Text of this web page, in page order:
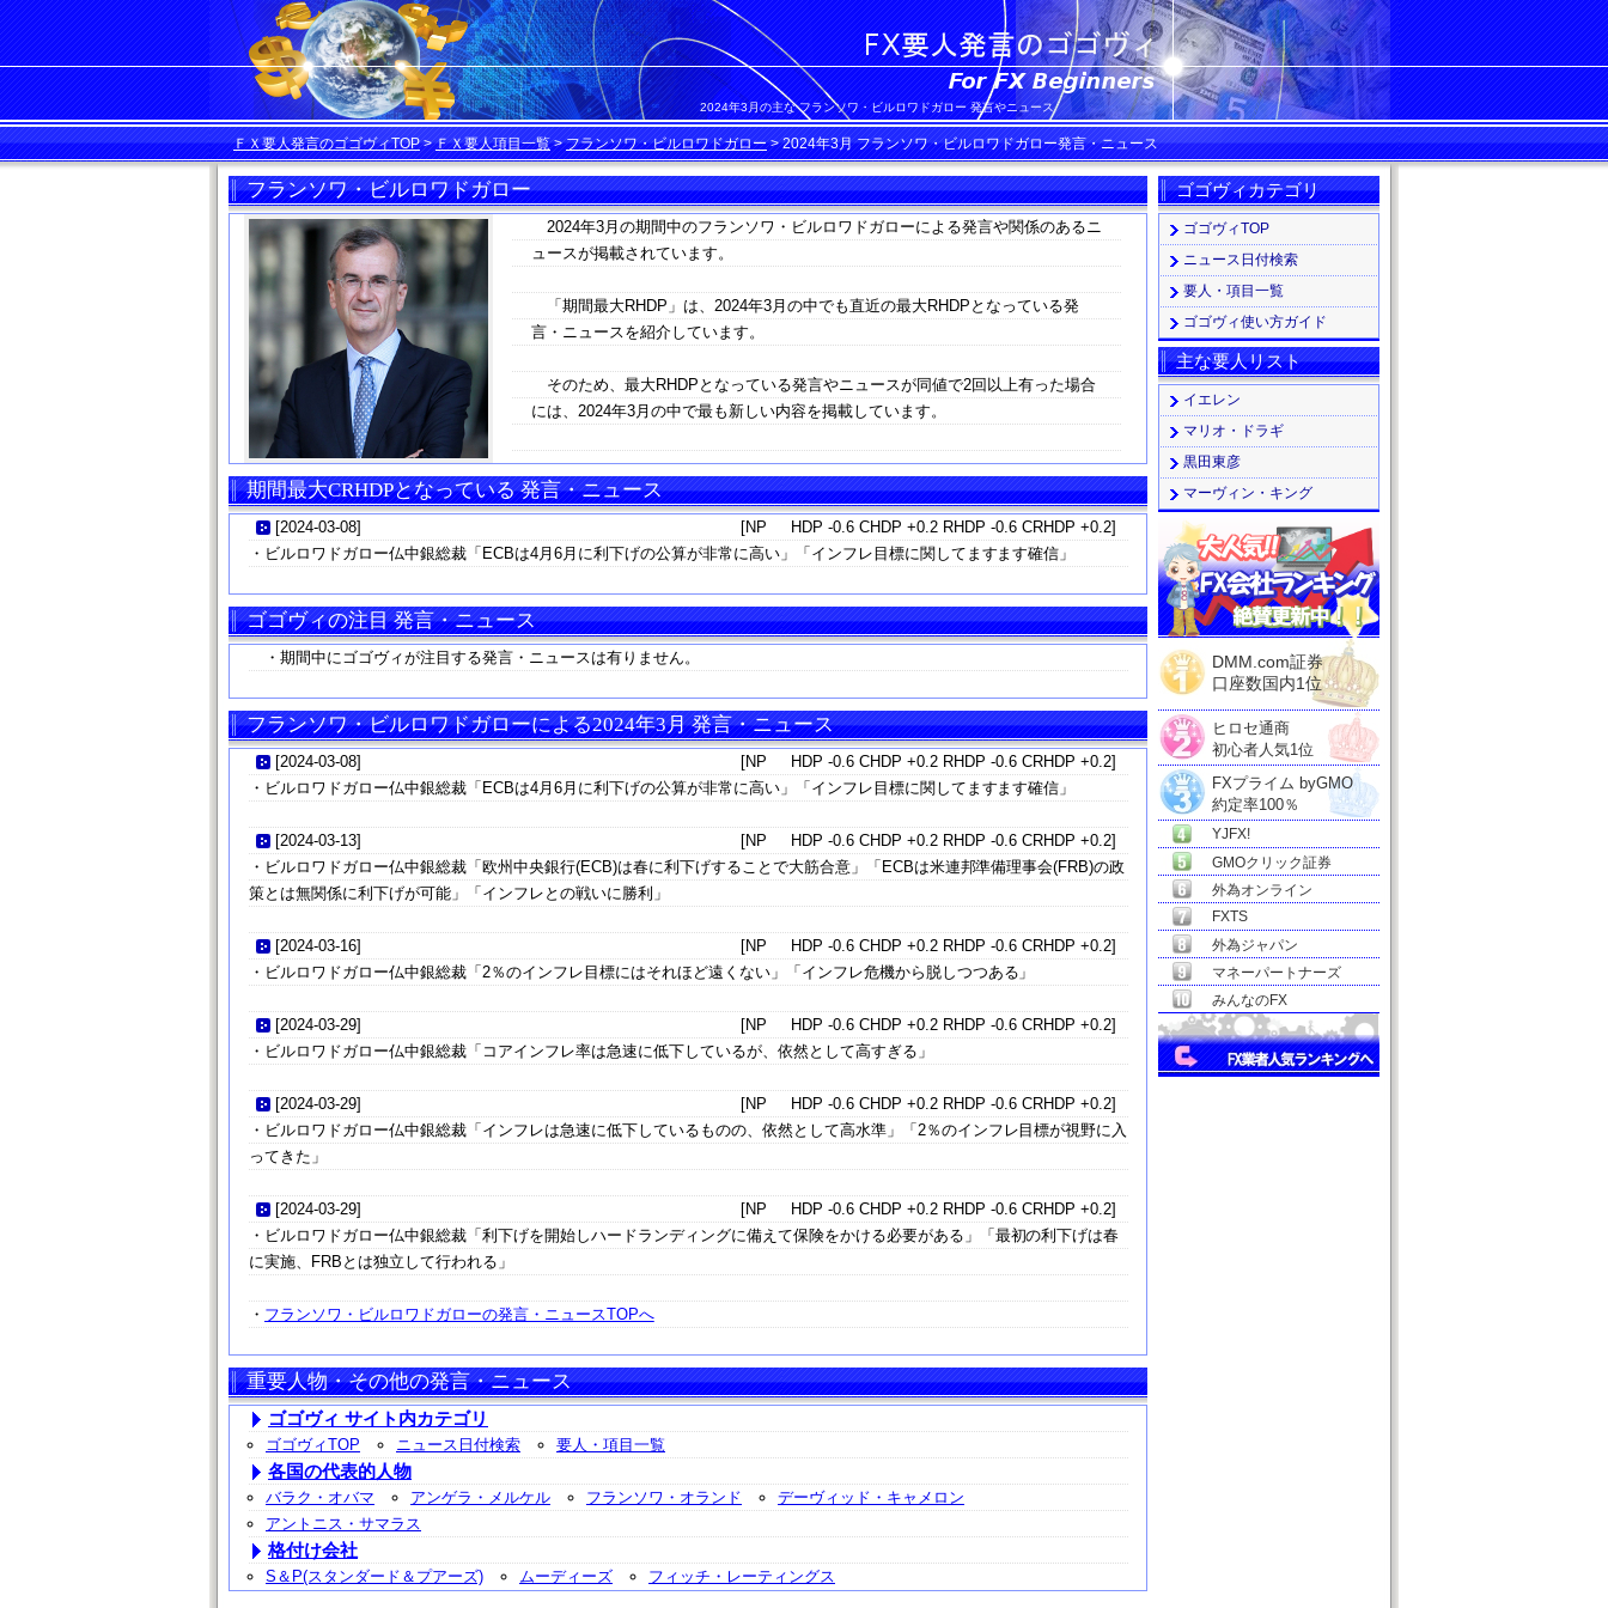
2024年3月の主な フランソワ・ビルロワドガロー 発言やニュース
ＦＸ要人発言のゴゴヴィTOP>ＦＸ要人項目一覧>フランソワ・ビルロワドガロー>2024年3月 フランソワ・ビルロワドガロー発言・ニュース
フランソワ・ビルロワドガロー
2024年3月の期間中のフランソワ・ビルロワドガローによる発言や関係のあるニ
ュースが掲載されています。
「期間最大RHDP」は、2024年3月の中でも直近の最大RHDPとなっている発
言・ニュースを紹介しています。
そのため、最大RHDPとなっている発言やニュースが同値で2回以上有った場合
には、2024年3月の中で最も新しい内容を掲載しています。
期間最大CRHDPとなっている 発言・ニュース
[2024-03-08]
[NP HDP -0.6 CHDP +0.2 RHDP -0.6 CRHDP +0.2]
・ビルロワドガロー仏中銀総裁「ECBは4月6月に利下げの公算が非常に高い」「インフレ目標に関してますます確信」
ゴゴヴィの注目 発言・ニュース
・期間中にゴゴヴィが注目する発言・ニュースは有りません。
フランソワ・ビルロワドガローによる2024年3月 発言・ニュース
[2024-03-08]
[NP HDP -0.6 CHDP +0.2 RHDP -0.6 CRHDP +0.2]
・ビルロワドガロー仏中銀総裁「ECBは4月6月に利下げの公算が非常に高い」「インフレ目標に関してますます確信」
[2024-03-13]
[NP HDP -0.6 CHDP +0.2 RHDP -0.6 CRHDP +0.2]
・ビルロワドガロー仏中銀総裁「欧州中央銀行(ECB)は春に利下げすることで大筋合意」「ECBは米連邦準備理事会(FRB)の政
策とは無関係に利下げが可能」「インフレとの戦いに勝利」
[2024-03-16]
[NP HDP -0.6 CHDP +0.2 RHDP -0.6 CRHDP +0.2]
・ビルロワドガロー仏中銀総裁「2％のインフレ目標にはそれほど遠くない」「インフレ危機から脱しつつある」
[2024-03-29]
[NP HDP -0.6 CHDP +0.2 RHDP -0.6 CRHDP +0.2]
・ビルロワドガロー仏中銀総裁「コアインフレ率は急速に低下しているが、依然として高すぎる」
[2024-03-29]
[NP HDP -0.6 CHDP +0.2 RHDP -0.6 CRHDP +0.2]
・ビルロワドガロー仏中銀総裁「インフレは急速に低下しているものの、依然として高水準」「2％のインフレ目標が視野に入
ってきた」
[2024-03-29]
[NP HDP -0.6 CHDP +0.2 RHDP -0.6 CRHDP +0.2]
・ビルロワドガロー仏中銀総裁「利下げを開始しハードランディングに備えて保険をかける必要がある」「最初の利下げは春
に実施、FRBとは独立して行われる」
・ フランソワ・ビルロワドガローの発言・ニュースTOPへ
重要人物・その他の発言・ニュース
ゴゴヴィ サイト内カテゴリ
ゴゴヴィTOP ニュース日付検索 要人・項目一覧
各国の代表的人物
バラク・オバマ アンゲラ・メルケル フランソワ・オランド
デーヴィッド・キャメロン
アントニス・サマラス
格付け会社
S＆P(スタンダード＆プアーズ) ムーディーズ フィッチ・レーティングス
ゴゴヴィカテゴリ
ゴゴヴィTOP
ニュース日付検索
要人・項目一覧
ゴゴヴィ使い方ガイド
主な要人リスト
イエレン
マリオ・ドラギ
黒田東彦
マーヴィン・キング
DMM.com証券
口座数国内1位
ヒロセ通商
初心者人気1位
FXプライム byGMO
約定率100％
YJFX!
GMOクリック証券
外為オンライン
FXTS
外為ジャパン
マネーパートナーズ
みんなのFX